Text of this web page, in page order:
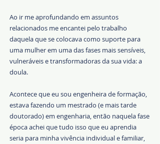
Ao ir me aprofundando em assuntos
relacionados me encantei pelo trabalho
daquela que se colocava como suporte para
uma mulher em uma das fases mais sensíveis,
vulneráveis e transformadoras da sua vida: a
doula.
Acontece que eu sou engenheira de formação,
estava fazendo um mestrado (e mais tarde
doutorado) em engenharia, então naquela fase
época achei que tudo isso que eu aprendia
seria para minha vivência individual e familiar,